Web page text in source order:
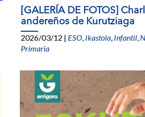
[GALERÍA DE FOTOS]
andereños de Kurutziaga
2026/03/12 | ESO, Ikastola, Infantil,
Primaria